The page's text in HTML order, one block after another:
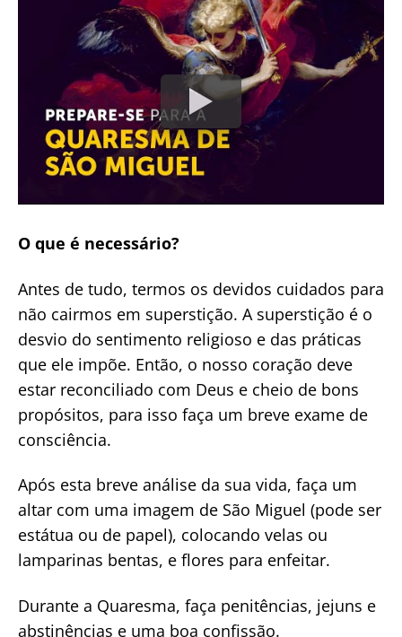
O que é necessário?
Antes de tudo, termos os devidos cuidados para
não cairmos em superstição. A superstição é o
desvio do sentimento religioso e das práticas
que ele impõe. Então, o nosso coração deve
estar reconciliado com Deus e cheio de bons
propósitos, para isso faça um breve exame de
consciência.
Após esta breve análise da sua vida, faça um
altar com uma imagem de São Miguel (pode ser
estátua ou de papel), colocando velas ou
lamparinas bentas, e flores para enfeitar.
Durante a Quaresma, faça penitências, jejuns e
abstinências e uma boa confissão.